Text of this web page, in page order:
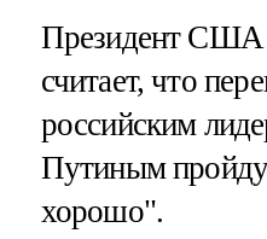
Президент США
считает, что
российским
Путиным
хорошо".